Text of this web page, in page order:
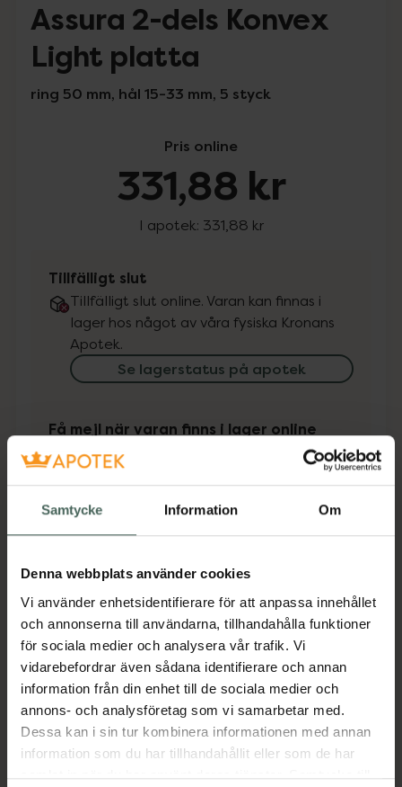
Samtycke Information Om
Denna webbplats använder cookies
Vi använder enhetsidentifierare för att anpassa innehållet
och annonserna till användarna, tillhandahålla funktioner
för sociala medier och analysera vår trafik. Vi
vidarebefordrar även sådana identifierare och annan
information från din enhet till de sociala medier och
annons- och analysföretag som vi samarbetar med.
Dessa kan i sin tur kombinera informationen med annan
information som du har tillhandahållit eller som de har
samlat in när du har använt deras tjänster. Samtycke till
Assura 2-dels Konvex
Light platta
ring 50 mm, hål 15-33 mm, 5 styck
Pris online
331,88 kr
I apotek: 331,88 kr
Tillfälligt slut
Tillfälligt slut online. Varan kan finnas i
lager hos något av våra fysiska Kronans
Apotek.
Se lagerstatus på apotek
Få mejl när varan finns i lager online
Din e-postadress
Jag accepterar villkoren
Aktuella erbjudanden
Beskrivning Dölj
Jämförpris 66,38 kr/st
EAN:05701780902014
Kategorier: